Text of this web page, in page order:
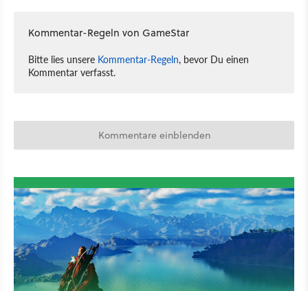
Kommentar-Regeln von GameStar
Bitte lies unsere Kommentar-Regeln, bevor Du einen
Kommentar verfasst.
Kommentare einblenden